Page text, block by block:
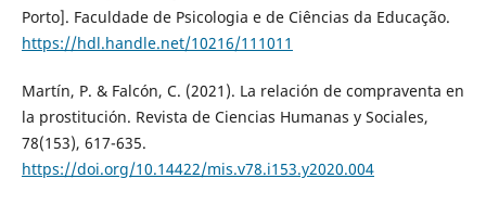
Porto]. Faculdade de Psicologia e de Ciências da Educação.
https://hdl.handle.net/10216/111011
Martín, P. & Falcón, C. (2021). La relación de compraventa en
la prostitución. Revista de Ciencias Humanas y Sociales,
78(153), 617-635.
https://doi.org/10.14422/mis.v78.i153.y2020.004